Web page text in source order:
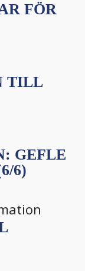
FÖR
TILL
GEFLE
6)